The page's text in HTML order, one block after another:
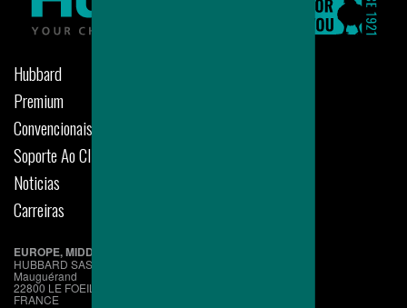
Hubbard
Premium
Convencionais
Soporte Ao Cliente
Noticias
Carreiras
EUROPE, MIDDLE EAST, AFRICA
HUBBARD SAS
Mauguérand
22800 LE FOEIL - QUINTIN
FRANCE